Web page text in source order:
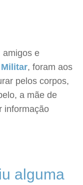
amigos e
, foram aos
pelos corpos,
a mãe de
informação
alguma